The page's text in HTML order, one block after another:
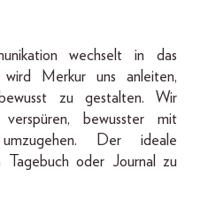
wechselt in das
Merkur uns anleiten,
zu gestalten. Wir
bewusster mit
Der ideale
oder Journal zu